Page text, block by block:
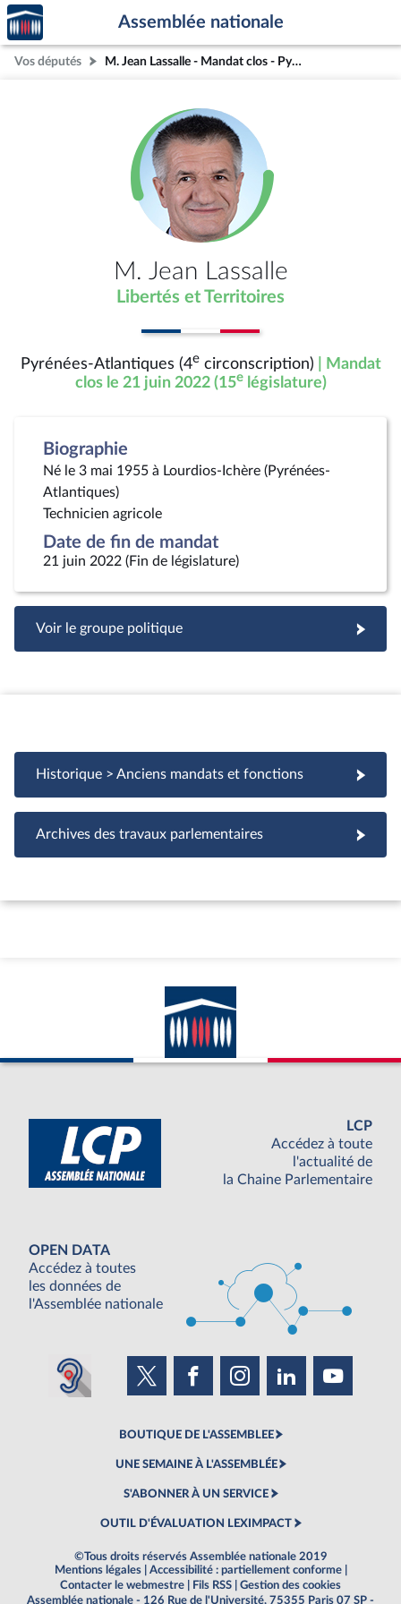
Aller au contenu
Aller en bas de la page
Accèder
à la
page
d'accueil
Assemblée nationale
Vos députés M. Jean Lassalle - Mandat clos - Pyrénées-Atlantiques (4e circonscription)
M. Jean Lassalle
Libertés et Territoires
Pyrénées-Atlantiques (4ecirconscription)
| Mandat
clos le 21 juin 2022 (15elégislature)
Biographie
Né le 3 mai 1955 à Lourdios-Ichère (Pyrénées-
Atlantiques)
Technicien agricole
Date de fin de mandat
21 juin 2022 (Fin de législature)
Voir le groupe politique
Historique > Anciens mandats et fonctions
Archives des travaux parlementaires
LCP
Accédez à toute
l'actualité de
la Chaine Parlementaire
OPEN DATA
Accédez à toutes
les données de
l'Assemblée nationale
BOUTIQUE DE L'ASSEMBLEE
UNE SEMAINE À L'ASSEMBLÉE
S'ABONNER À UN SERVICE
OUTIL D'ÉVALUATION LEXIMPACT
©Tous droits réservés Assemblée nationale 2019
Mentions légales
Accessibilité : partiellement conforme
Contacter le webmestre
Fils RSS
Gestion des cookies
Assemblée nationale - 126 Rue de l'Université, 75355 Paris 07 SP -